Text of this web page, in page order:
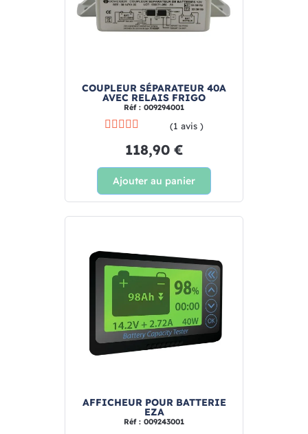
COUPLEUR SÉPARATEUR 40A
AVEC RELAIS FRIGO
Réf : 009294001
(1 avis )
118,90 €
Ajouter au panier
AFFICHEUR POUR BATTERIE
EZA
Réf : 009243001